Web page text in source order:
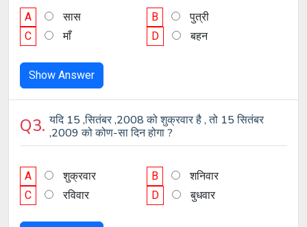
A सास B
पुत्री
C
माँ D बहन
Show Answer
Q3. यदि 15 ,सितंबर ,2008 को शुक्रवार है , तो 15 सितंबर
,2009 को कोण-सा दिन होगा ?
A शुक्रवार B
शनिवार
C
रविवार D बुधवार